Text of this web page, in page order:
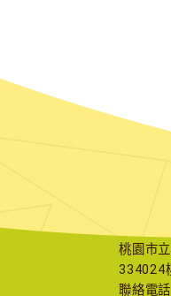
桃園市
334024
聯絡電話